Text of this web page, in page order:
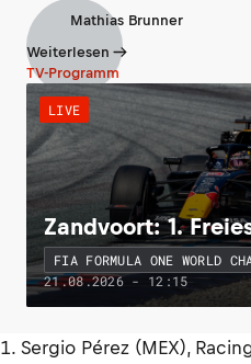
Mathias Brunner
Weiterlesen
TV-Programm
LIVE
Zandvoort: 1.
FIA FORMULA ONE WORLD
21.08.2026 - 12:15
1. Sergio Pérez (MEX),